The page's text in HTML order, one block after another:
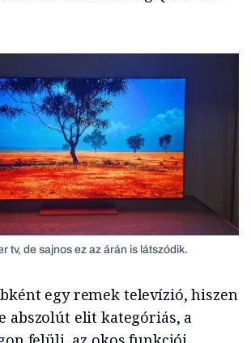
tv, de sajnos ez az árán is látszódik.
egy remek televízió, hiszen
abszolút elit kategóriás, a